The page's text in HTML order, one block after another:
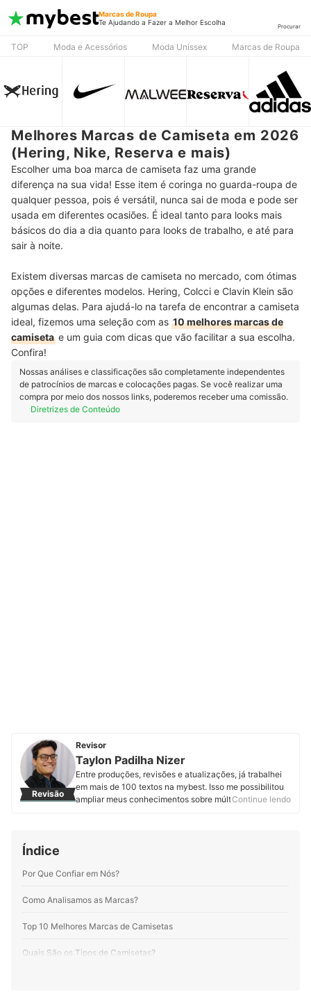
Marcas de Roupa
Te Ajudando a Fazer a Melhor Escolha
Procurar
TOP Moda e Acessórios Moda Unissex Marcas de Roupa
Melhores Marcas de Camiseta em 2026
(Hering, Nike, Reserva e mais)
Escolher uma boa marca de camiseta faz uma grande
diferença na sua vida! Esse item é coringa no guarda-roupa de
qualquer pessoa, pois é versátil, nunca sai de moda e pode ser
usada em diferentes ocasiões. É ideal tanto para looks mais
básicos do dia a dia quanto para looks de trabalho, e até para
sair à noite.
Existem diversas marcas de camiseta no mercado, com ótimas
opções e diferentes modelos. Hering, Colcci e Clavin Klein são
algumas delas. Para ajudá-lo na tarefa de encontrar a camiseta
ideal, fizemos uma seleção com as 10 melhores marcas de
camiseta e um guia com dicas que vão facilitar a sua escolha.
Confira!
Nossas análises e classificações são completamente independentes
de patrocínios de marcas e colocações pagas. Se você realizar uma
compra por meio dos nossos links, poderemos receber uma comissão.
Diretrizes de Conteúdo
Revisão
Revisor
Taylon Padilha Nizer
Entre produções, revisões e atualizações, já trabalhei
em mais de 100 textos na mybest. Isso me possibilitou
ampliar meus conhecimentos sobre múltiplas
Perfil de Taylon Padilha Nizer
Continue lendo
Índice
Por Que Confiar em Nós?
Como Analisamos as Marcas?
Top 10 Melhores Marcas de Camisetas
Quais São os Tipos de Camisetas?